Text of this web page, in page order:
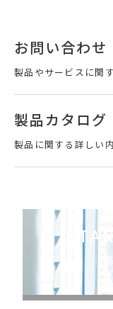
お問い合わせ
製品やサービスに関
製品カタログ
製品に関する詳しい